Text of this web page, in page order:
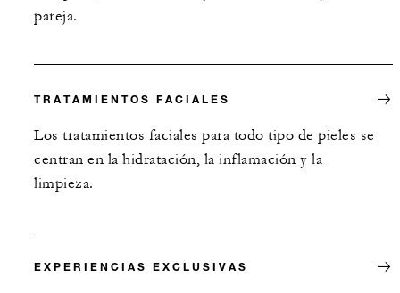
de USD 500 por estancia
pareja.
TRATAMIENTOS FACIALES
Los tratamientos faciales para todo tipo de pieles se
centran en la hidratación, la inflamación y la
limpieza.
EXPERIENCIAS EXCLUSIVAS